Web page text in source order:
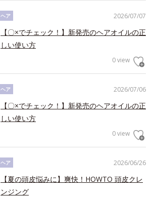
2026/07/07
ヘア
【〇×でチェック！】新発売のヘアオイルの正
しい使い方
0 view
2026/07/06
ヘア
【〇×でチェック！】新発売のヘアオイルの正
しい使い方
0 view
2026/06/26
ヘア
【夏の頭皮悩みに】爽快！HOWTO 頭皮クレ
ンジング